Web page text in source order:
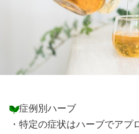
症例別ハーブ
・特定の症状はハーブでアプ